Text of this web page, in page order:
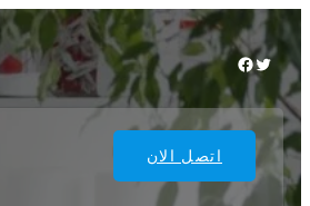
Facebook Twitter
اتصل الان